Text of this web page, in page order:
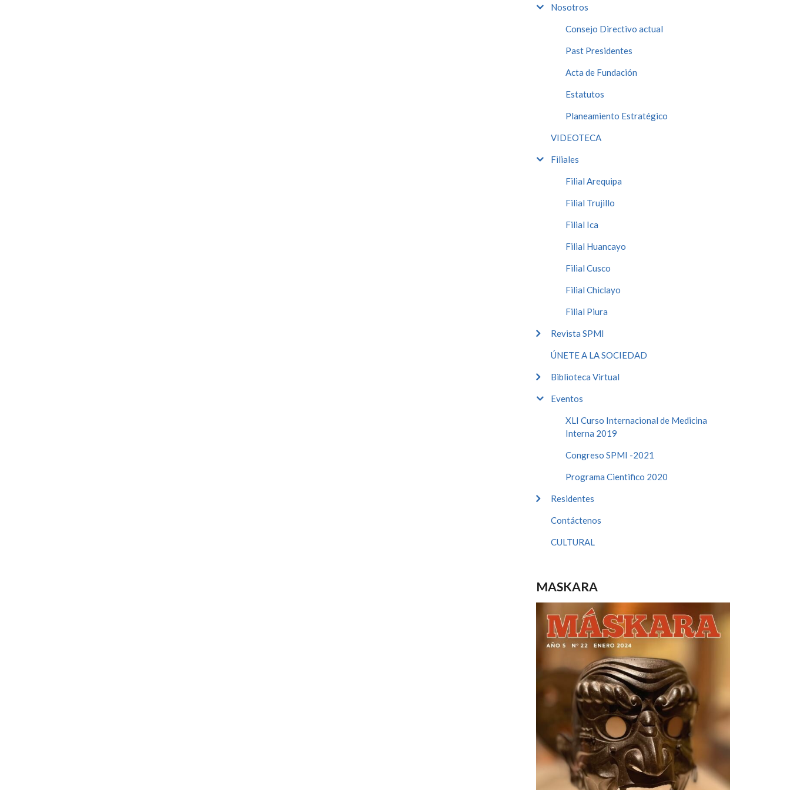
Nosotros
Consejo Directivo actual
Past Presidentes
Acta de Fundación
Estatutos
Planeamiento Estratégico
VIDEOTECA
Filiales
Filial Arequipa
Filial Trujillo
Filial Ica
Filial Huancayo
Filial Cusco
Filial Chiclayo
Filial Piura
Revista SPMI
ÚNETE A LA SOCIEDAD
Biblioteca Virtual
Eventos
XLI Curso Internacional de Medicina
Interna 2019
Congreso SPMI -2021
Programa Cientifico 2020
Residentes
Contáctenos
CULTURAL
MASKARA